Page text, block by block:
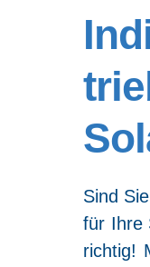
Sind
für Ihre
rich­tig!